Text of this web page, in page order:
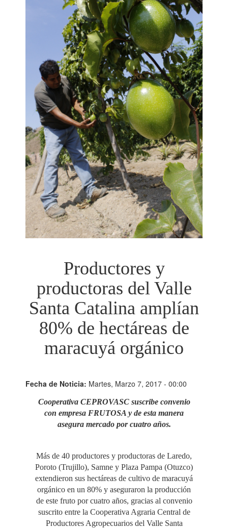
Productores y
productoras del Valle
Santa Catalina amplían
80% de hectáreas de
maracuyá orgánico
Fecha de Noticia: Martes, Marzo 7, 2017 - 00:00
Cooperativa CEPROVASC suscribe convenio
con empresa FRUTOSA y de esta manera
asegura mercado por cuatro años.
Más de 40 productores y productoras de Laredo,
Poroto (Trujillo), Samne y Plaza Pampa (Otuzco)
extendieron sus hectáreas de cultivo de maracuyá
orgánico en un 80% y aseguraron la producción
de este fruto por cuatro años, gracias al convenio
suscrito entre la Cooperativa Agraria Central de
Productores Agropecuarios del Valle Santa